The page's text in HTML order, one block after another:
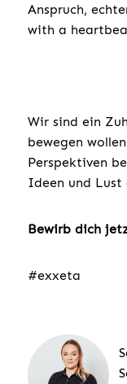
Anspruch,
with a
Wir sind ein
bewegen
Perspektiven
Ideen und Lust
Bewirb dich
#exxeta